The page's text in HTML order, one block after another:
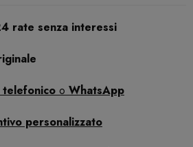
rate senza interessi
o WhatsApp
personalizzato